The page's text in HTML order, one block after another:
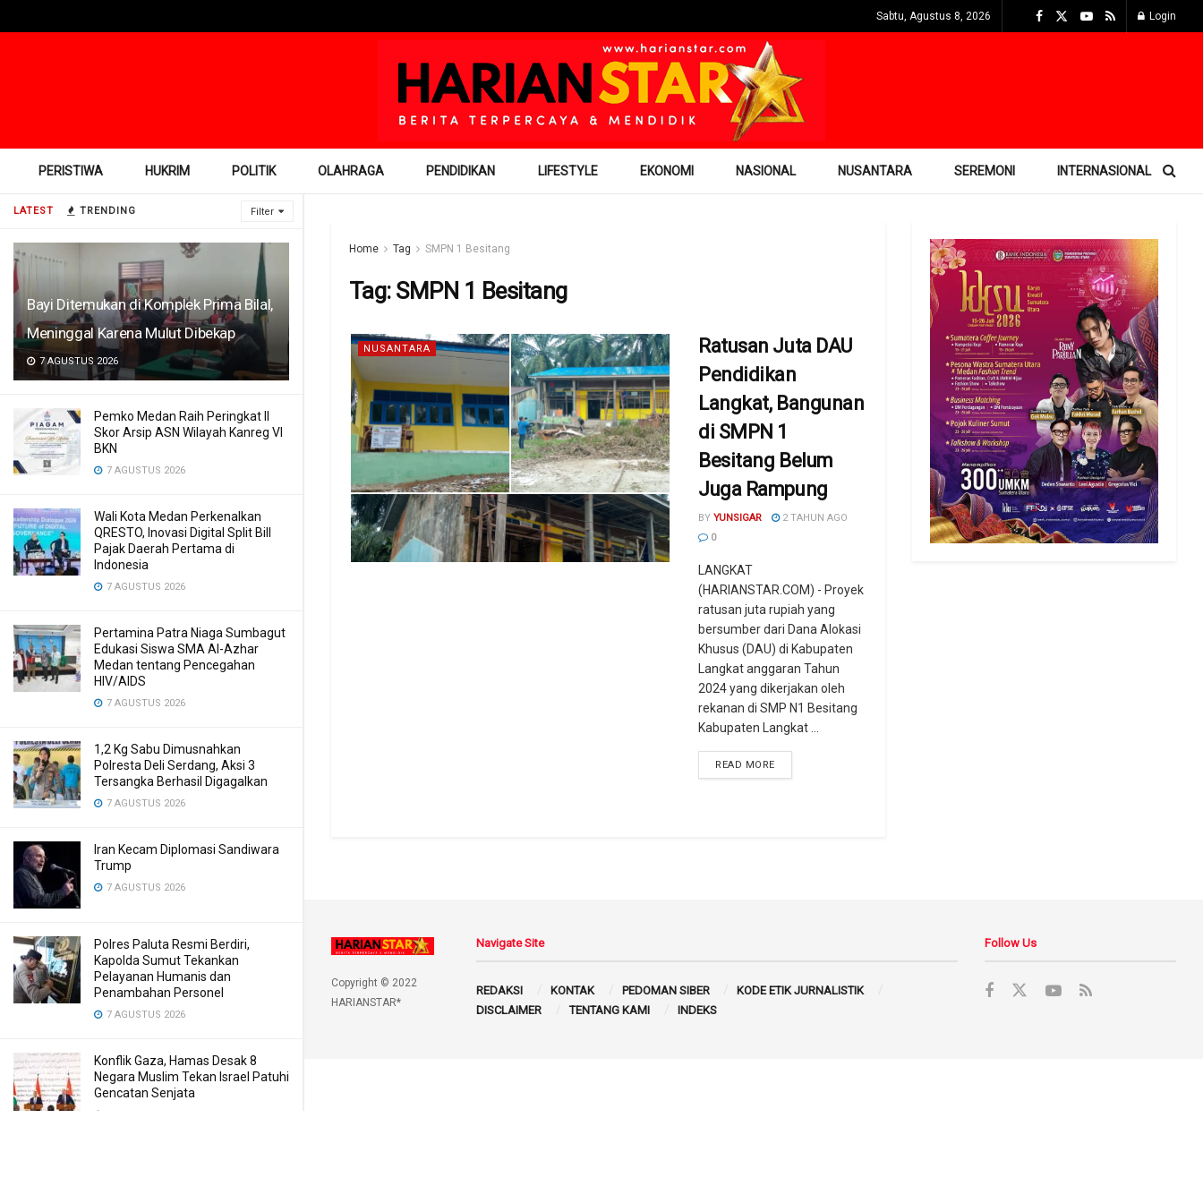
LATEST TRENDING Filter
Bayi Ditemukan di Komplek Prima Bilal,
Meninggal Karena Mulut Dibekap
7 AGUSTUS 2026
Pemko Medan Raih Peringkat II
Skor Arsip ASN Wilayah Kanreg VI
BKN
7 AGUSTUS 2026
Wali Kota Medan Perkenalkan
QRESTO, Inovasi Digital Split Bill
Pajak Daerah Pertama di
Indonesia
7 AGUSTUS 2026
Pertamina Patra Niaga Sumbagut
Edukasi Siswa SMA Al-Azhar
Medan tentang Pencegahan
HIV/AIDS
7 AGUSTUS 2026
1,2 Kg Sabu Dimusnahkan
Polresta Deli Serdang, Aksi 3
Tersangka Berhasil Digagalkan
7 AGUSTUS 2026
Iran Kecam Diplomasi Sandiwara
Trump
7 AGUSTUS 2026
Polres Paluta Resmi Berdiri,
Kapolda Sumut Tekankan
Pelayanan Humanis dan
Penambahan Personel
7 AGUSTUS 2026
Konflik Gaza, Hamas Desak 8
Negara Muslim Tekan Israel Patuhi
Gencatan Senjata
Sabtu, Agustus 8, 2026 Login
PERISTIWA HUKRIM POLITIK OLAHRAGA PENDIDIKAN LIFESTYLE EKONOMI NASIONAL NUSANTARA SEREMONI INTERNASIONAL
Home Tag SMPN 1 Besitang
Tag: SMPN 1 Besitang
NUSANTARA
Ratusan Juta DAU
Pendidikan
Langkat, Bangunan
di SMPN 1
Besitang Belum
Juga Rampung
BY YUNSIGAR
2 TAHUN AGO
0
LANGKAT
(HARIANSTAR.COM) - Proyek
ratusan juta rupiah yang
bersumber dari Dana Alokasi
Khusus (DAU) di Kabupaten
Langkat anggaran Tahun
2024 yang dikerjakan oleh
rekanan di SMP N1 Besitang
Kabupaten Langkat ...
READ MORE
Copyright © 2022
HARIANSTAR*
Navigate Site
REDAKSI KONTAK PEDOMAN SIBER
KODE ETIK JURNALISTIK
DISCLAIMER
TENTANG KAMI INDEKS
Follow Us